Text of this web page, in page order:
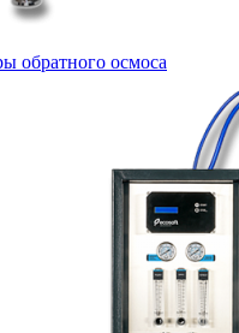
обратного осмоса